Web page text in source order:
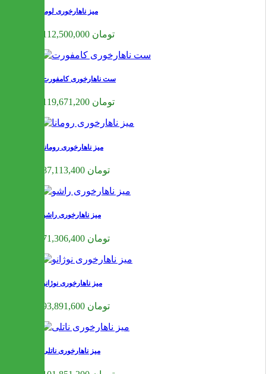
میز ناهارخوری لوما
112,500,000 تومان
ست ناهارخوری کامفورت
119,671,200 تومان
میز ناهارخوری رومانا
87,113,400 تومان
میز ناهارخوری راشو
71,306,400 تومان
میز ناهارخوری نوژانو
93,891,600 تومان
میز ناهارخوری ناتلی